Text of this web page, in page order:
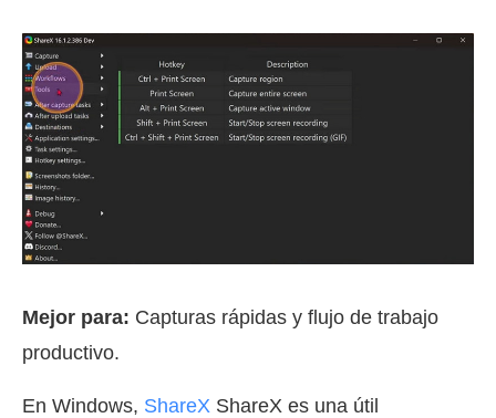
Mejor para: Capturas rápidas y flujo de trabajo
productivo.
En Windows, ShareX ShareX es una útil